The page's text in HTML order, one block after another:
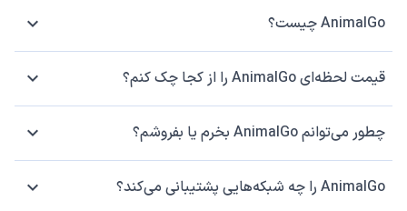
AnimalGo چیست؟
قیمت لحظه‌ای AnimalGo را از کجا چک کنم؟
چطور می‌توانم AnimalGo بخرم یا بفروشم؟
AnimalGo را چه شبکه‌هایی پشتیبانی می‌کند؟